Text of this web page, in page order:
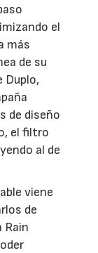
el
más
de su
Duplo,
de diseño
el filtro
al de
viene
de
Rain